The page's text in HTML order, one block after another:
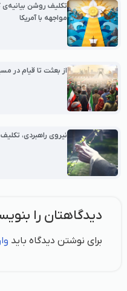
تکلیف روشن بیانیه‌ی
مواجهه با آمریکا
از بعثت تا قیام در مسیر
نیروی راهبردی، تکلیف
دیدگاهتان را
برای نوشتن دیدگاه باید